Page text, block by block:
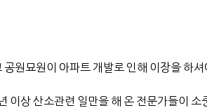
원묘원이 아파트 개발로 인해 이장을 하셔
이상 산소관련 일만을 해 온 전문가들이